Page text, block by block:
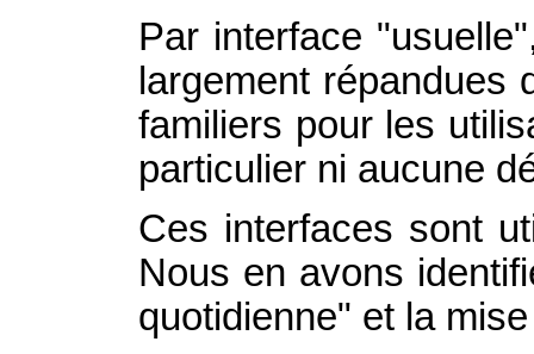
Par interface
largement répandues
familiers pour les
particulier ni aucune
Ces interfaces sont
Nous en avons
quotidienne" et la